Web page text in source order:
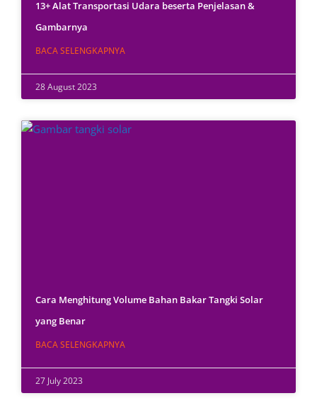
13+ Alat Transportasi Udara beserta Penjelasan &
Gambarnya
BACA SELENGKAPNYA
28 August 2023
Cara Menghitung Volume Bahan Bakar Tangki Solar
yang Benar
BACA SELENGKAPNYA
27 July 2023